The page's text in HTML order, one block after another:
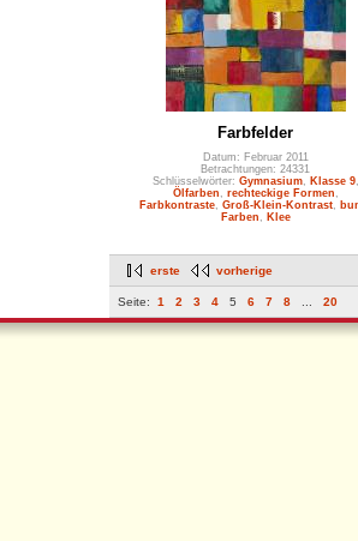
Farbfelder
Datum: Februar 2011
Betrachtungen: 24331
Schlüsselwörter: Gymnasium, Klasse 9,
Ölfarben
rechteckige Formen
Farbkontraste Groß-Klein-Kontrast
Farben
Klee
erste vorherige
Seite: 1 2 3 4 5 6 7 8 20